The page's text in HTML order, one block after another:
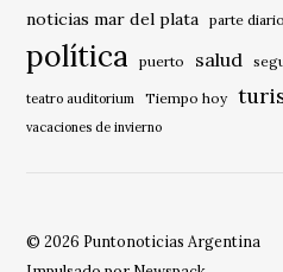
noticias mar del plata
parte diario
política puerto salud
teatro auditorium Tiempo hoy
vacaciones de invierno
© 2026 Puntonoticias Argentina